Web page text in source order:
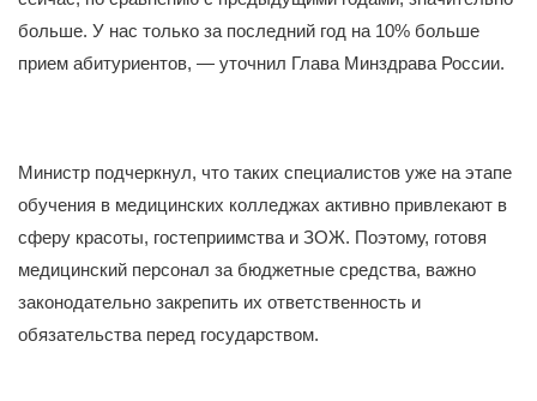
больше. У нас только за последний год на 10% больше
прием абитуриентов, — уточнил Глава Минздрава России.
Министр подчеркнул, что таких специалистов уже на этапе
обучения в медицинских колледжах активно привлекают в
сферу красоты, гостеприимства и ЗОЖ. Поэтому, готовя
медицинский персонал за бюджетные средства, важно
законодательно закрепить их ответственность и
обязательства перед государством.